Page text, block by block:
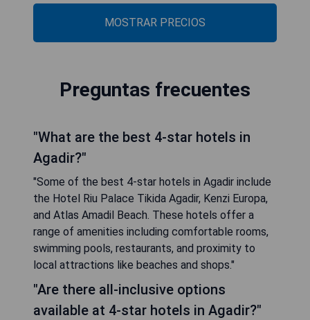
MOSTRAR PRECIOS
Preguntas frecuentes
"What are the best 4-star hotels in
Agadir?"
"Some of the best 4-star hotels in Agadir include
the Hotel Riu Palace Tikida Agadir, Kenzi Europa,
and Atlas Amadil Beach. These hotels offer a
range of amenities including comfortable rooms,
swimming pools, restaurants, and proximity to
local attractions like beaches and shops."
"Are there all-inclusive options
available at 4-star hotels in Agadir?"